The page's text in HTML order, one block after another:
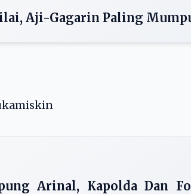
Aji-Gagarin Paling
Arinal, Kapolda Dan